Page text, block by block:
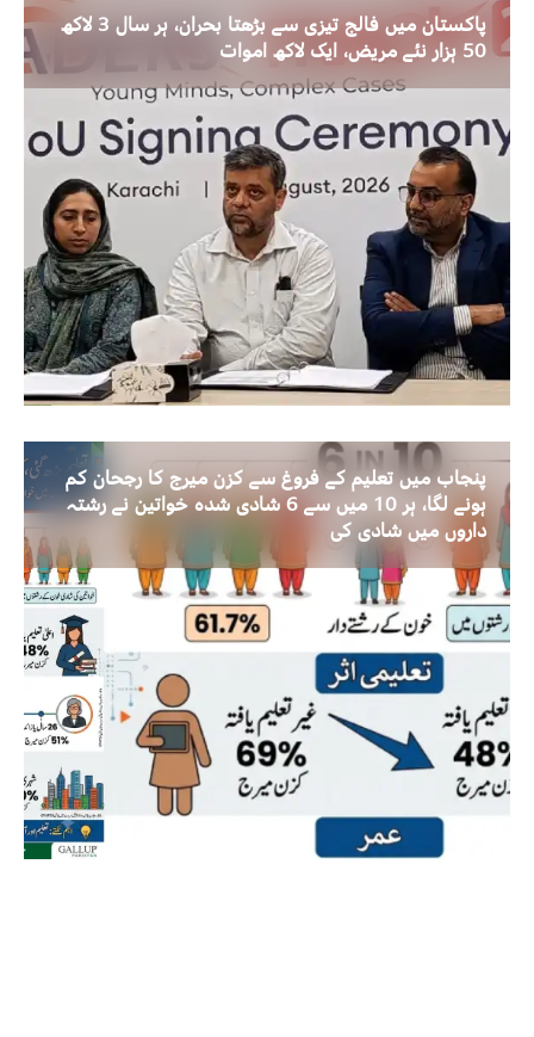
پاکستان میں فالج تیزی سے بڑھتا بحران، ہر سال 3 لاکھ
50 ہزار نئے مریض، ایک لاکھ اموات
پنجاب میں تعلیم کے فروغ سے کزن میرج کا رجحان کم
ہونے لگا، ہر 10 میں سے 6 شادی شدہ خواتین نے رشتہ
داروں میں شادی کی